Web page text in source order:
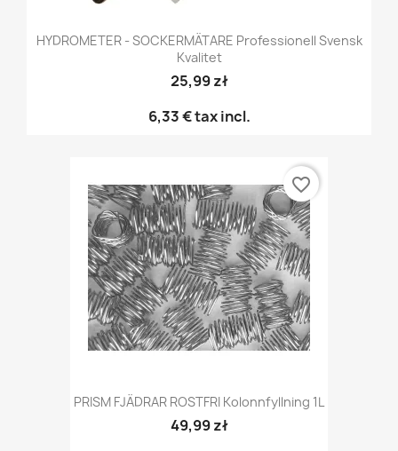
HYDROMETER - SOCKERMÄTARE Professionell Svensk
Kvalitet
25,99 zł
6,33 €tax incl.
PRISM FJÄDRAR ROSTFRI Kolonnfyllning 1L
49,99 zł
favorite_border